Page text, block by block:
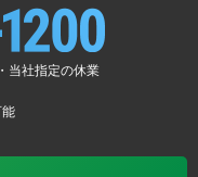
当社指定の休業